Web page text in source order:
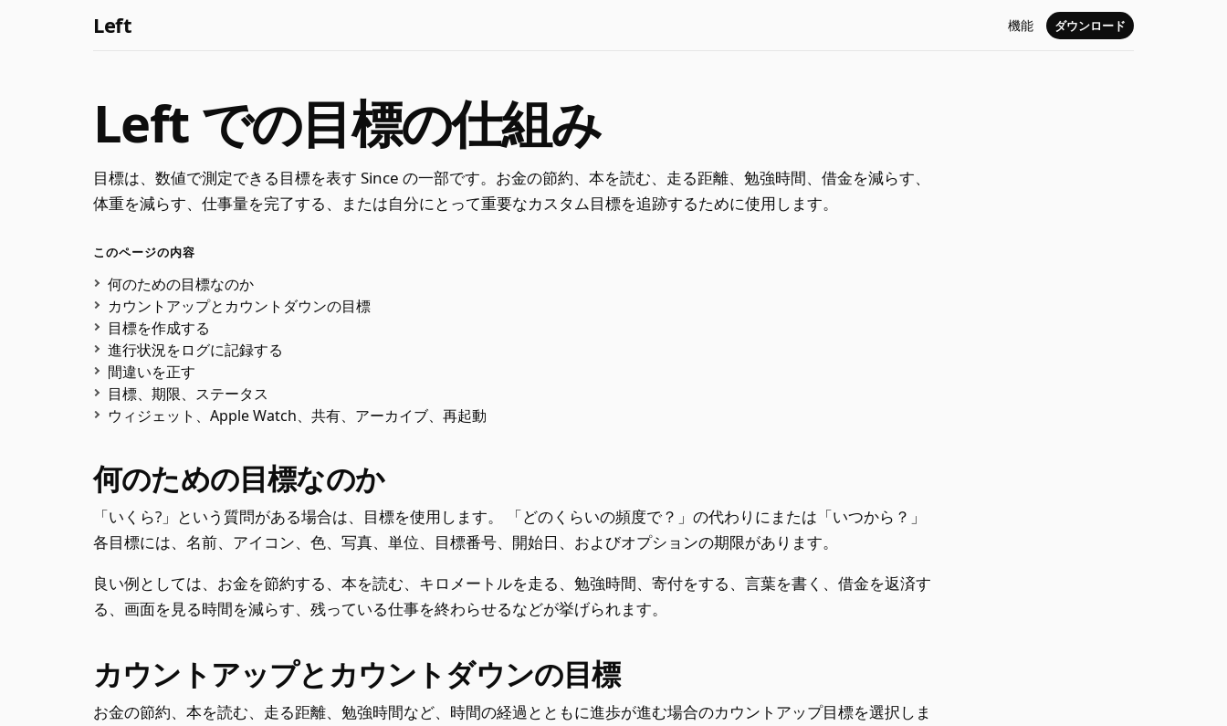
Left 機能 ダウンロード
Left での目標の仕組み
目標は、数値で測定できる目標を表す Since の一部です。お金の節約、本を読む、走る距離、勉強時間、借金を減らす、
体重を減らす、仕事量を完了する、または自分にとって重要なカスタム目標を追跡するために使用します。
このページの内容
何のための目標なのか
カウントアップとカウントダウンの目標
目標を作成する
進行状況をログに記録する
間違いを正す
目標、期限、ステータス
ウィジェット、Apple Watch、共有、アーカイブ、再起動
何のための目標なのか
「いくら?」という質問がある場合は、目標を使用します。 「どのくらいの頻度で？」の代わりにまたは「いつから？」
各目標には、名前、アイコン、色、写真、単位、目標番号、開始日、およびオプションの期限があります。
良い例としては、お金を節約する、本を読む、キロメートルを走る、勉強時間、寄付をする、言葉を書く、借金を返済す
る、画面を見る時間を減らす、残っている仕事を終わらせるなどが挙げられます。
カウントアップとカウントダウンの目標
お金の節約、本を読む、走る距離、勉強時間など、時間の経過とともに進歩が進む場合のカウントアップ目標を選択しま